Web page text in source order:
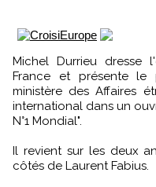
Michel Durrieu dresse l'état des lieux du tourisme en
France et présente
ministère des Affaires
international dans un
N°1 Mondial".
Il revient sur les deux
côtés de Laurent Fabius.